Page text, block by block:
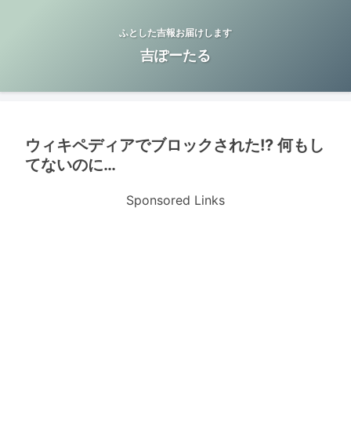
ふとした吉報お届けします
吉ぽーたる
ウィキペディアでブロックされた!? 何もし
てないのに…
Sponsored Links